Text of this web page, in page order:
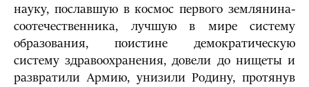
науку, пославшую в космос первого землянина-
соотечественника, лучшую в мире систему
образования, поистине демократическую
систему здравоохранения, довели до нищеты и
развратили Армию, унизили Родину, протянув